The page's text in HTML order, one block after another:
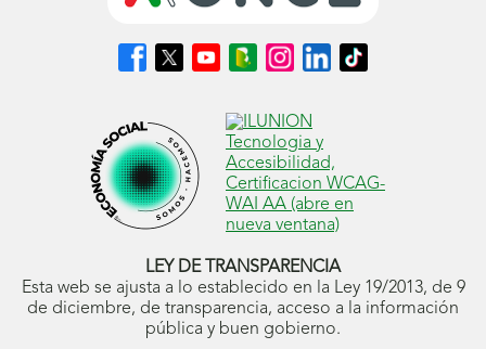
Síguenos
en
abrirá
en
ventana
nueva)
Síguenos
en
abrirá
en
ventana
nueva)
Síguenos
en
abrirá
en
ventana
nueva)
Síguenos
en
Blog
ONCE
(se
abrirá
en
ventana
nueva)
Síguenos
en
(se
abrirá
en
ventana
nueva)
Síguenos
en
(se
abrirá
en
ventana
nueva)
Síguenos
en
ventana
nueva)
LEY DE TRANSPARENCIA
Esta web se ajusta a lo establecido en la Ley 19/2013, de 9
de diciembre, de transparencia, acceso a la información
pública y buen gobierno.